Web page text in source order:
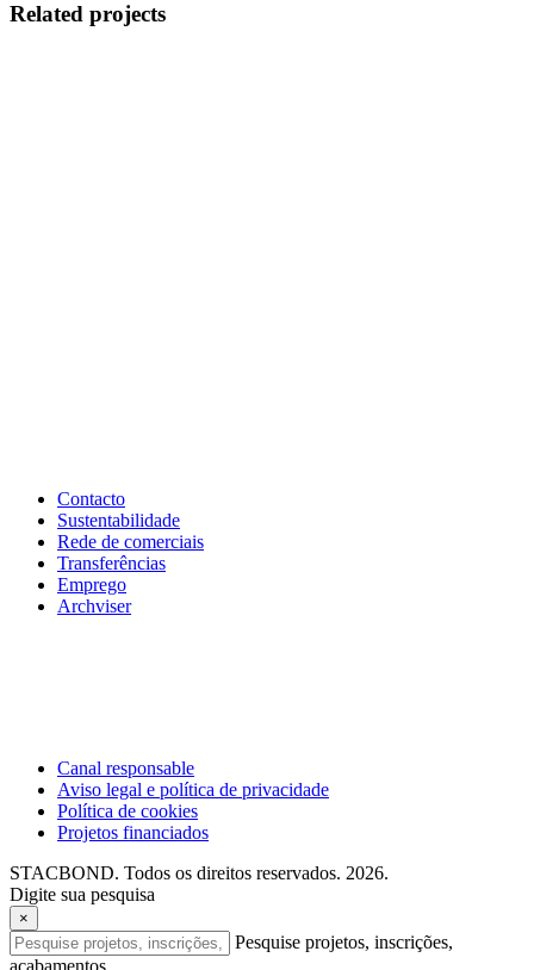
Related projects
Contacto
Sustentabilidade
Rede de comerciais
Transferências
Emprego
Archviser
Canal responsable
Aviso legal e política de privacidade
Política de cookies
Projetos financiados
STACBOND. Todos os direitos reservados. 2026.
Digite sua pesquisa
×
Pesquise projetos, inscrições,
acabamentos...